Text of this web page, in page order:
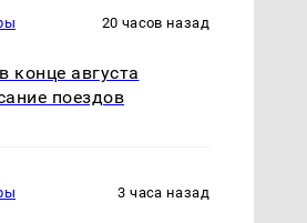
и
так?!
20 часов назад
конце августа
поездов
3 часа назад